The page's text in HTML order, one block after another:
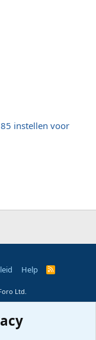
instellen voor
Help
R
S
Ltd.